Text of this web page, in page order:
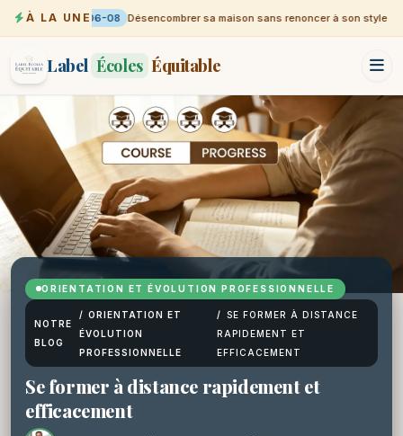
À LA UNE06-08 Désencombrer sa maison sans renoncer à son style
Label Écoles Équitable
ORIENTATION ET ÉVOLUTION PROFESSIONNELLE
NOTRE
BLOG
/ ORIENTATION ET
ÉVOLUTION
PROFESSIONNELLE
/ SE FORMER À DISTANCE
RAPIDEMENT ET
EFFICACEMENT
Se former à distance rapidement et
efficacement